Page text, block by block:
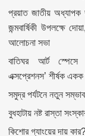
প্রয়াত জাতীয়
জন্মবার্ষিকী উপলক্ষে
আলোচনা সভা
বাতিঘর আর্ট স্পেসে
এক্সপ্রেশনস’ শীর্ষক
সমুদ্র পর্যটনে নতুন
বুধহাটায় নষ্ট রাস্তা
কিশোর গ্যাংয়ের দায়